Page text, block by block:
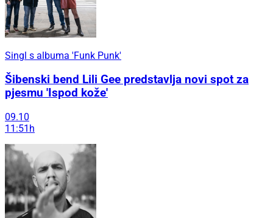
Singl s albuma 'Funk Punk'
Šibenski bend Lili Gee predstavlja novi spot za
pjesmu 'Ispod kože'
09.10
11:51h